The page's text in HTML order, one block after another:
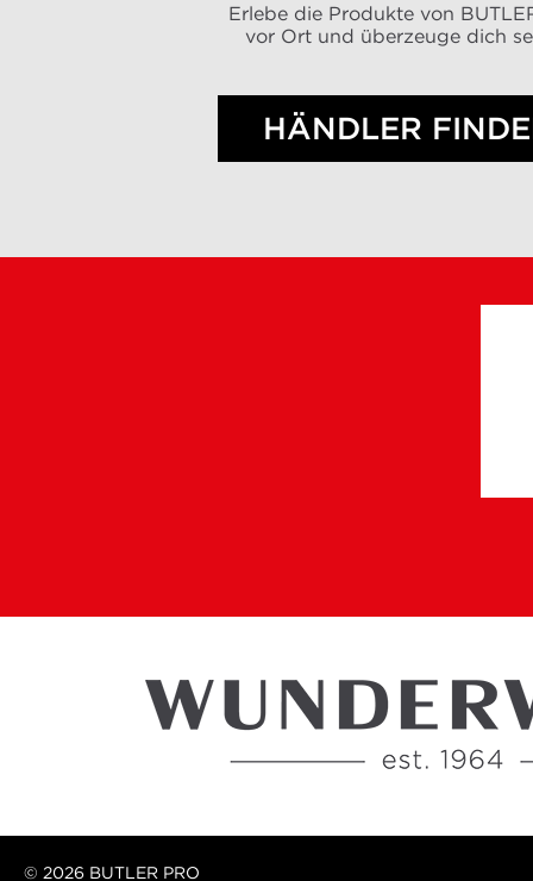
Erlebe die Produkte von
vor Ort und überzeuge dich
HÄNDLER
© 2026 BUTLER PRO